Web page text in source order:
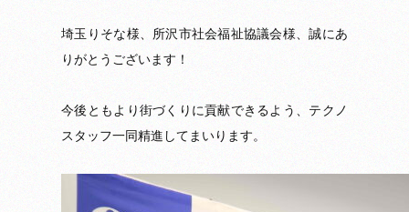
埼玉りそな様、所沢市社会福祉協議会様、誠にあ
りがとうございます！
今後ともより街づくりに貢献できるよう、テクノ
スタッフ一同精進してまいります。